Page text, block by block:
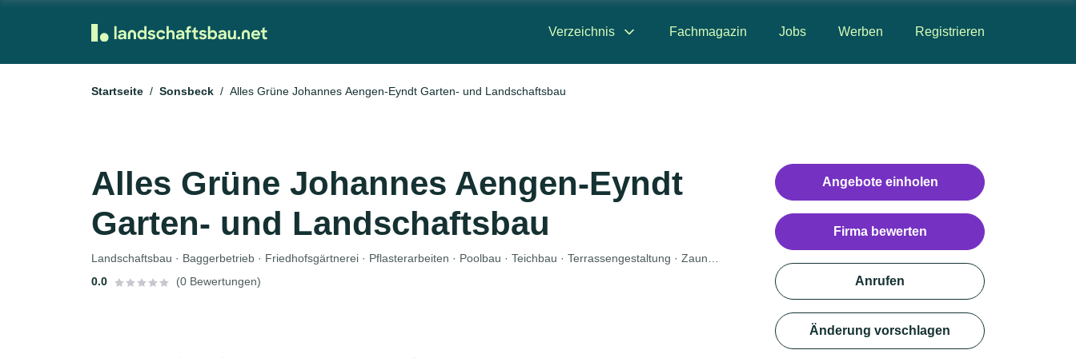
Verzeichnis Fachmagazin Jobs Werben Registrieren
Startseite Sonsbeck Alles Grüne Johannes Aengen-Eyndt Garten- und Landschaftsbau
Alles Grüne Johannes Aengen-Eyndt
Garten- und Landschaftsbau
0.0
(0 Bewertungen)
Angebote einholen
Firma bewerten
Anrufen
Änderung vorschlagen